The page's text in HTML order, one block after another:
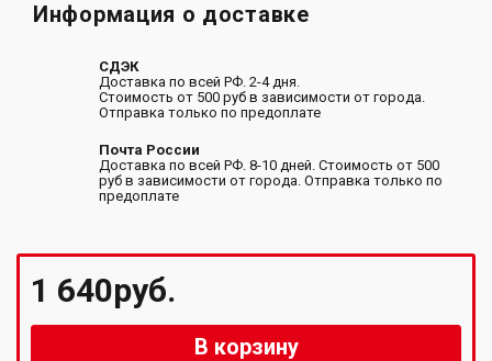
Информация о доставке
СДЭК
Доставка по всей РФ. 2-4 дня.
Стоимость от 500 руб в зависимости от города.
Отправка только по предоплате
Почта России
Доставка по всей РФ. 8-10 дней. Стоимость от 500
руб в зависимости от города. Отправка только по
предоплате
1 640руб.
В корзину